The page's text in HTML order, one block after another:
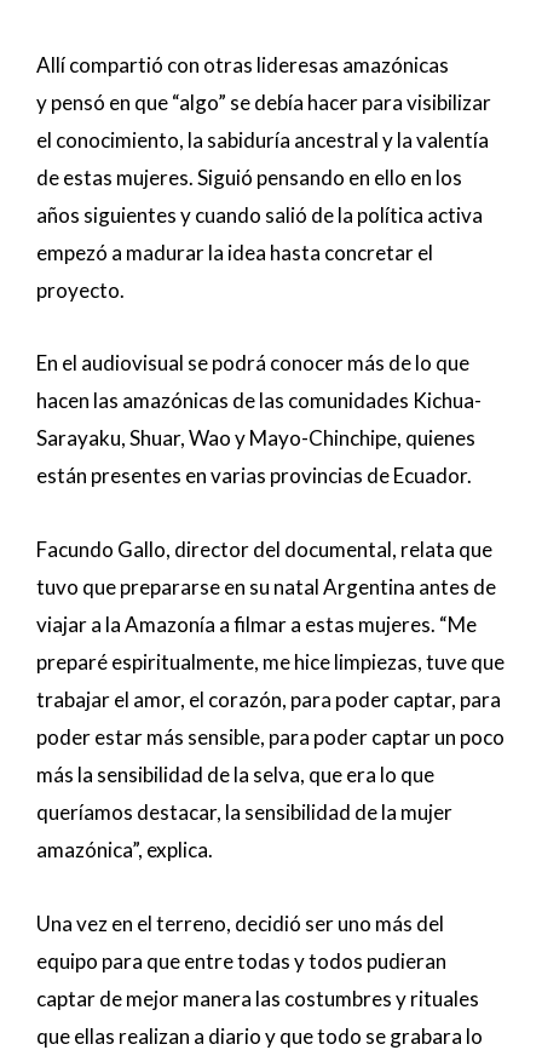
Allí compartió con otras lideresas amazónicas
y pensó en que “algo” se debía hacer para visibilizar
el conocimiento, la sabiduría ancestral y la valentía
de estas mujeres. Siguió pensando en ello en los
años siguientes y cuando salió de la política activa
empezó a madurar la idea hasta concretar el
proyecto.
En el audiovisual se podrá conocer más de lo que
hacen las amazónicas de las comunidades Kichua-
Sarayaku, Shuar, Wao y Mayo-Chinchipe, quienes
están presentes en varias provincias de Ecuador.
Facundo Gallo, director del documental, relata que
tuvo que prepararse en su natal Argentina antes de
viajar a la Amazonía a filmar a estas mujeres. “Me
preparé espiritualmente, me hice limpiezas, tuve que
trabajar el amor, el corazón, para poder captar, para
poder estar más sensible, para poder captar un poco
más la sensibilidad de la selva, que era lo que
queríamos destacar, la sensibilidad de la mujer
amazónica”, explica.
Una vez en el terreno, decidió ser uno más del
equipo para que entre todas y todos pudieran
captar de mejor manera las costumbres y rituales
que ellas realizan a diario y que todo se grabara lo